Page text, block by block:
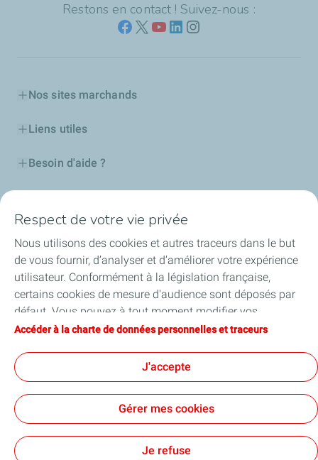
Restons en contact ! Suivez-nous :
Nos sites marchands
Liens utiles
Besoin d'aide ?
Certificats d'économies d'énergie
Nos partenaires
Collaborer avec TotalEnergies
Accessibilité
Conditions Générales d’Utilisation
Accessibilité : Partiellement conforme
Respect de votre vie privée
Nous utilisons des cookies et autres traceurs dans le but
de vous fournir, d’analyser et d’améliorer votre expérience
utilisateur. Conformément à la législation française,
certains cookies de mesure d'audience sont déposés par
défaut. Vous pouvez à tout moment modifier vos
paramètres de cookies en cliquant sur le bouton « Gérer
vous acceptez le dépôt de l’ensemble des cookies. Dans le
cas où vous cliquez sur « Je refuse », seuls les cookies
techniques nécessaires au bon fonctionnement du site
seront utilisés. Pour plus d’informations, vous pouvez
traceurs ».
Accéder à la charte de données personnelles et traceurs
J'accepte
Gérer mes cookies
Je refuse